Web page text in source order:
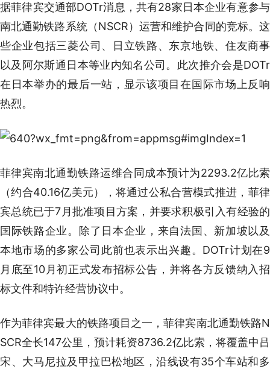
据菲律宾交通部DOTr消息，共有28家日本企业有意参与
南北通勤铁路系统（NSCR）运营和维护合同的竞标。这
些企业包括三菱公司、日立铁路、东京地铁、住友商事
以及阿尔斯通日本等业内知名公司。此次推介会是DOTr
在日本举办的最后一站，显示该项目在国际市场上反响
热烈。
菲律宾南北通勤铁路运维合同成本预计为2293.2亿比索
（约合40.16亿美元），将通过公私合营模式推进，菲律
宾总统已于7月批准项目方案，并要求积极引入有经验的
国际铁路企业。除了日本企业，来自法国、新加坡以及
本地市场的多家公司此前也表示出兴趣。DOTr计划在9
月底至10月初正式发布招标公告，并将各方反馈纳入招
标文件和特许经营协议中。
作为菲律宾最大的铁路项目之一，菲律宾南北通勤铁路N
SCR全长147公里，预计耗资8736.2亿比索，将覆盖中吕
宋、大马尼拉及甲拉巴松地区，沿线设有35个车站和多